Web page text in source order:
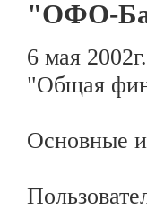
"ОФО-
6 мая
"Общая
Основные